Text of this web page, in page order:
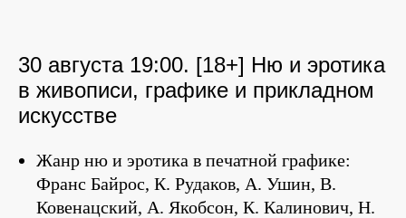
30 августа 19:00. [18+] Ню и эротика
в живописи, графике и прикладном
искусстве
Жанр ню и эротика в печатной графике:
Франс Байрос, К. Рудаков, А. Ушин, В.
Ковенацский, А. Якобсон, К. Калинович, Н.